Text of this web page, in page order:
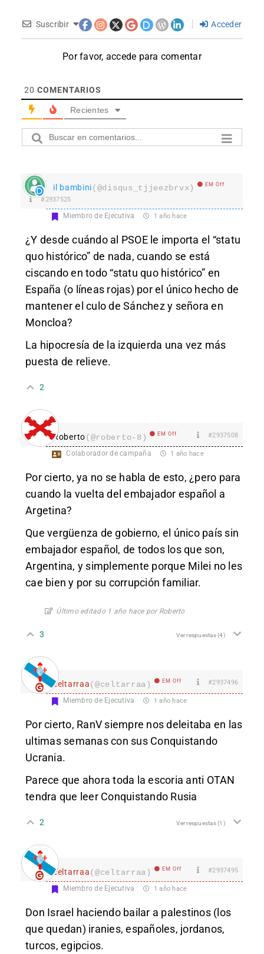
Suscribir Acceder
Por favor, accede para comentar
20 COMENTARIOS
Recientes
il bambini(@disqus_tjjeezbrvx) EM Off
#2937525
Miembro de Ejecutiva 1 año hace
¿Y desde cuándo al PSOE le importa el “statu
quo histórico” de nada, cuando se está
ciscando en todo “statu quo histórico” en
España (o líneas rojas) por el único hecho de
mantener el culo de Sánchez y señora en
Moncloa?
La hipocresía de la izquierda una vez más
puesta de relieve.
2
Roberto(@roberto-8) EM Off #2937508
Colaborador de campaña 1 año hace
Por cierto, ya no se habla de esto, ¿pero para
cuando la vuelta del embajador español a
Argetina?
Que vergüenza de gobierno, el único país sin
embajador español, de todos los que son,
Argentina, y simplemente porque Milei no les
cae bien y por su corrupción familiar.
Último editado 1 año hace por Roberto
3 Ver respuestas(4)
celtarraa(@celtarraa) EM Off #2937496
Miembro de Ejecutiva 1 año hace
Por cierto, RanV siempre nos deleitaba en las
ultimas semanas con sus Conquistando
Ucrania.
Parece que ahora toda la escoria anti OTAN
tendra que leer Conquistando Rusia
2 Ver respuestas(1)
celtarraa(@celtarraa) EM Off #2937495
Miembro de Ejecutiva 1 año hace
Don Israel haciendo bailar a palestinos (los
que quedan) iranies, españoles, jordanos,
turcos, egipcios.